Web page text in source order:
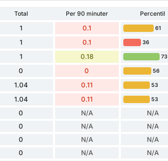
Total Per 90 minuter
Percentil
1 0.1 61
1 0.1 36
1 0.18 73
0 0 56
1.04 0.11 53
1.04 0.11 53
0 N/A N/A
0 N/A N/A
0 N/A N/A
0 N/A N/A